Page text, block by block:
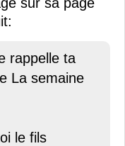
rappelle ta
La semaine
le fils